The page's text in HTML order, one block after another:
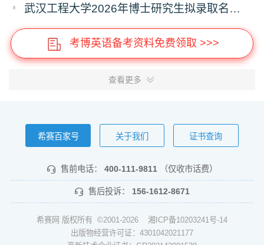
武汉工程大学2026年博士研究生拟录取名单公示（普通招考）（第六批）
考博英语备考资料免费领取 >>>
查看更多
希赛百家号 关于我们 证书查询
售前电话： 400-111-9811 （仅收市话费）
售后投诉： 156-1612-8671
希赛网 版权所有 ©2001-2026 湘ICP备10203241号-14
出版物经营许可证：4301042021177